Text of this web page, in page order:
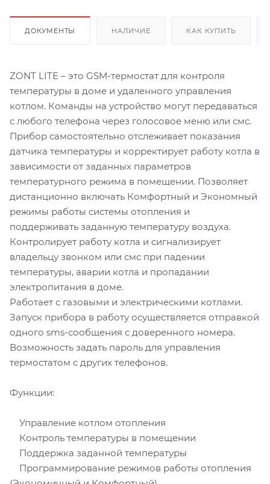
ДОКУМЕНТЫ НАЛИЧИЕ КАК КУПИТЬ
ZONT LITE – это GSM-термостат для контроля
температуры в доме и удаленного управления
котлом. Команды на устройство могут передаваться
с любого телефона через голосовое меню или смс.
Прибор самостоятельно отслеживает показания
датчика температуры и корректирует работу котла в
зависимости от заданных параметров
температурного режима в помещении. Позволяет
дистанционно включать Комфортный и Экономный
режимы работы системы отопления и
поддерживать заданную температуру воздуха.
Контролирует работу котла и сигнализирует
владельцу звонком или смс при падении
температуры, аварии котла и пропадании
электропитания в доме.
Работает с газовыми и электрическими котлами.
Запуск прибора в работу осуществляется отправкой
одного sms-сообщения с доверенного номера.
Возможность задать пароль для управления
термостатом с других телефонов.
Функции:
Управление котлом отопления
Контроль температуры в помещении
Поддержка заданной температуры
Программирование режимов работы отопления